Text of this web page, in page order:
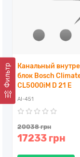
Фильтр
Канальный
блок Bosch
CL5000iM D 21 E
AI-451
20038 грн
17233 грн